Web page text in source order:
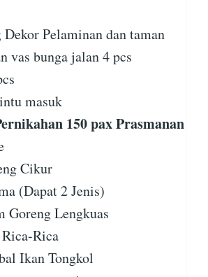
Dekor Pelaminan dan taman
vas bunga jalan 4 pcs
masuk
150 pax Prasmanan
Cikur
(Dapat 2 Jenis)
Goreng Lengkuas
Rica
Ikan Tongkol